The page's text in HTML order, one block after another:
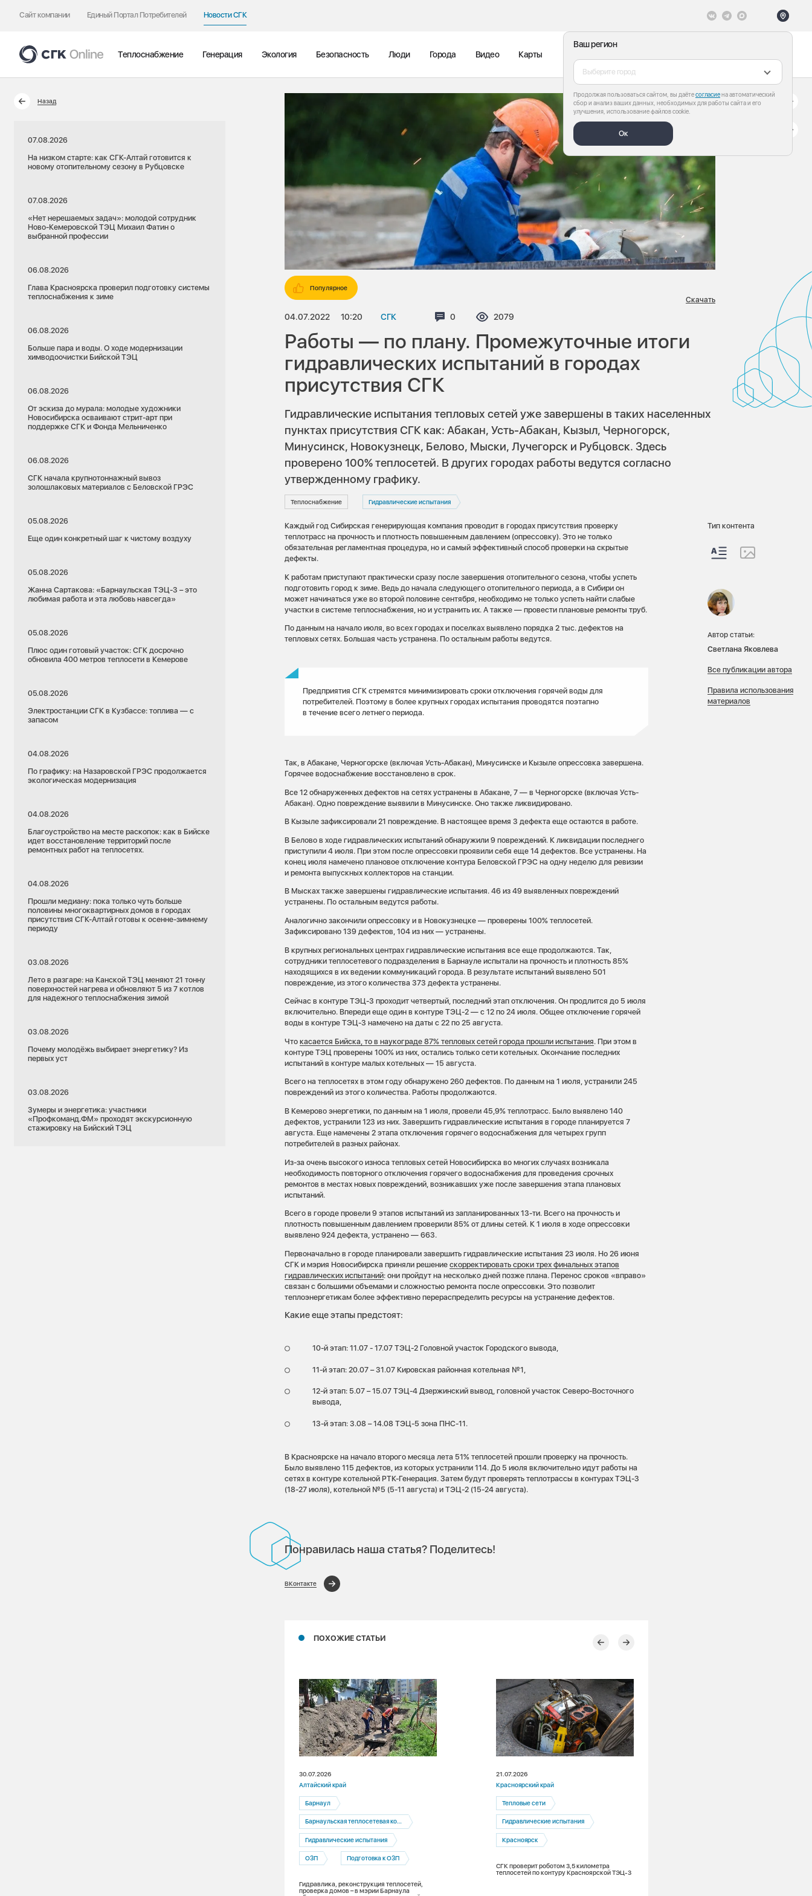
Сайт компании Единый Портал Потребителей Новости СГК
Ваш регион
Выберите город
Продолжая пользоваться сайтом, вы даётесогласиена автоматический
сбор и анализ ваших данных, необходимых для работы сайта и его
улучшения, использование файлов cookie.
Ок
Теплоснабжение Генерация Экология Безопасность Люди Города Видео Карты
Назад
07.08.2026
На низком старте: как СГК-Алтай готовится к
новому отопительному сезону в Рубцовске
07.08.2026
«Нет нерешаемых задач»: молодой сотрудник
Ново-Кемеровской ТЭЦ Михаил Фатин о
выбранной профессии
06.08.2026
Глава Красноярска проверил подготовку системы
теплоснабжения к зиме
06.08.2026
Больше пара и воды. О ходе модернизации
химводоочистки Бийской ТЭЦ
06.08.2026
От эскиза до мурала: молодые художники
Новосибирска осваивают стрит-арт при
поддержке СГК и Фонда Мельниченко
06.08.2026
СГК начала крупнотоннажный вывоз
золошлаковых материалов с Беловской ГРЭС
05.08.2026
Еще один конкретный шаг к чистому воздуху
05.08.2026
Жанна Сартакова: «Барнаульская ТЭЦ-3 – это
любимая работа и эта любовь навсегда»
05.08.2026
Плюс один готовый участок: СГК досрочно
обновила 400 метров теплосети в Кемерове
05.08.2026
Электростанции СГК в Кузбассе: топлива — с
запасом
04.08.2026
По графику: на Назаровской ГРЭС продолжается
экологическая модернизация
04.08.2026
Благоустройство на месте раскопок: как в Бийске
идет восстановление территорий после
ремонтных работ на теплосетях.
04.08.2026
Прошли медиану: пока только чуть больше
половины многоквартирных домов в городах
присутствия СГК-Алтай готовы к осенне-зимнему
периоду
03.08.2026
Лето в разгаре: на Канской ТЭЦ меняют 21 тонну
поверхностей нагрева и обновляют 5 из 7 котлов
для надежного теплоснабжения зимой
03.08.2026
Почему молодёжь выбирает энергетику? Из
первых уст
03.08.2026
Зумеры и энергетика: участники
«Профкоманд.ФМ» проходят экскурсионную
стажировку на Бийский ТЭЦ
Популярное
04.07.2022 10:20 СГК Комментариев:
0 Просмотров:
2079
Скачать
Работы — по плану. Промежуточные итоги
гидравлических испытаний в городах
присутствия СГК
Гидравлические испытания тепловых сетей уже завершены в таких населенных
пунктах присутствия СГК как: Абакан, Усть-Абакан, Кызыл, Черногорск,
Минусинск, Новокузнецк, Белово, Мыски, Лучегорск и Рубцовск. Здесь
проверено 100% теплосетей. В других городах работы ведутся согласно
утвержденному графику.
Теплоснабжение Гидравлические испытания
Каждый год Сибирская генерирующая компания проводит в городах присутствия проверку
теплотрасс на прочность и плотность повышенным давлением (опрессовку). Это не только
обязательная регламентная процедура, но и самый эффективный способ проверки на скрытые
дефекты.
К работам приступают практически сразу после завершения отопительного сезона, чтобы успеть
подготовить город к зиме. Ведь до начала следующего отопительного периода, а в Сибири он
может начинаться уже во второй половине сентября, необходимо не только успеть найти слабые
участки в системе теплоснабжения, но и устранить их. А также — провести плановые ремонты труб.
По данным на начало июля, во всех городах и поселках выявлено порядка 2 тыс. дефектов на
тепловых сетях. Большая часть устранена. По остальным работы ведутся.
Предприятия СГК стремятся минимизировать сроки отключения горячей воды для
потребителей. Поэтому в более крупных городах испытания проводятся поэтапно
в течение всего летнего периода.
Так, в Абакане, Черногорске (включая Усть-Абакан), Минусинске и Кызыле опрессовка завершена.
Горячее водоснабжение восстановлено в срок.
Все 12 обнаруженных дефектов на сетях устранены в Абакане, 7 — в Черногорске (включая Усть-
Абакан). Одно повреждение выявили в Минусинске. Оно также ликвидировано.
В Кызыле зафиксировали 21 повреждение. В настоящее время 3 дефекта еще остаются в работе.
В Белово в ходе гидравлических испытаний обнаружили 9 повреждений. К ликвидации последнего
приступили 4 июля. При этом после опрессовки проявили себя еще 14 дефектов. Все устранены. На
конец июля намечено плановое отключение контура Беловской ГРЭС на одну неделю для ревизии
и ремонта выпускных коллекторов на станции.
В Мысках также завершены гидравлические испытания. 46 из 49 выявленных повреждений
устранены. По остальным ведутся работы.
Аналогично закончили опрессовку и в Новокузнецке — проверены 100% теплосетей.
Зафиксировано 139 дефектов, 104 из них — устранены.
В крупных региональных центрах гидравлические испытания все еще продолжаются. Так,
сотрудники теплосетевого подразделения в Барнауле испытали на прочность и плотность 85%
находящихся в их ведении коммуникаций города. В результате испытаний выявлено 501
повреждение, из этого количества 373 дефекта устранены.
Сейчас в контуре ТЭЦ-3 проходит четвертый, последний этап отключения. Он продлится до 5 июля
включительно. Впереди еще один в контуре ТЭЦ-2 — с 12 по 24 июля. Общее отключение горячей
воды в контуре ТЭЦ-3 намечено на даты с 22 по 25 августа.
Чтокасается Бийска, то в наукограде 87% тепловых сетей города прошли испытания. При этом в
контуре ТЭЦ проверены 100% из них, остались только сети котельных. Окончание последних
испытаний в контуре малых котельных — 15 августа.
Всего на теплосетях в этом году обнаружено 260 дефектов. По данным на 1 июля, устранили 245
повреждений из этого количества. Работы продолжаются.
В Кемерово энергетики, по данным на 1 июля, провели 45,9% теплотрасс. Было выявлено 140
дефектов, устранили 123 из них. Завершить гидравлические испытания в городе планируется 7
августа. Еще намечены 2 этапа отключения горячего водоснабжения для четырех групп
потребителей в разных районах.
Из-за очень высокого износа тепловых сетей Новосибирска во многих случаях возникала
необходимость повторного отключения горячего водоснабжения для проведения срочных
ремонтов в местах новых повреждений, возникавших уже после завершения этапа плановых
испытаний.
Всего в городе провели 9 этапов испытаний из запланированных 13-ти. Всего на прочность и
плотность повышенным давлением проверили 85% от длины сетей. К 1 июля в ходе опрессовки
выявлено 924 дефекта, устранено — 663.
Первоначально в городе планировали завершить гидравлические испытания 23 июля. Но 26 июня
СГК и мэрия Новосибирска приняли решениескорректировать сроки трех финальных этапов
гидравлических испытаний: они пройдут на несколько дней позже плана. Перенос сроков «вправо»
связан с большими объемами и сложностью ремонта после опрессовки. Это позволит
теплоэнергетикам более эффективно перераспределить ресурсы на устранение дефектов.
Какие еще этапы предстоят:
10-й этап: 11.07 - 17.07 ТЭЦ-2 Головной участок Городского вывода,
11-й этап: 20.07 – 31.07 Кировская районная котельная №1,
12-й этап: 5.07 – 15.07 ТЭЦ-4 Дзержинский вывод, головной участок Северо-Восточного
вывода,
13-й этап: 3.08 – 14.08 ТЭЦ-5 зона ПНС-11.
В Красноярске на начало второго месяца лета 51% теплосетей прошли проверку на прочность.
Было выявлено 115 дефектов, из которых устранили 114. До 5 июля включительно идут работы на
сетях в контуре котельной РТК-Генерация. Затем будут проверять теплотрассы в контурах ТЭЦ-3
(18-27 июля), котельной №5 (5-11 августа) и ТЭЦ-2 (15-24 августа).
Понравилась наша статья? Поделитесь!
ВКонтакте
ПОХОЖИЕ СТАТЬИ
30.07.2026
Алтайский край
Барнаул
Барнаульская теплосетевая компания
Гидравлические испытания
ОЗП Подготовка к ОЗП
Гидравлика, реконструкция теплосетей,
проверка домов – в мэрии Барнаула
21.07.2026
Красноярский край
Тепловые сети
Гидравлические испытания
Красноярск
СГК проверит роботом 3,5 километра
теплосетей по контуру Красноярской ТЭЦ-3
Тип контента
Автор статьи:
Светлана Яковлева
Все публикации автора
Правила использования
материалов